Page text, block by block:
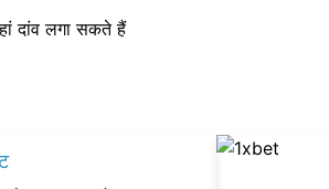
दांव लगा सकते हैं